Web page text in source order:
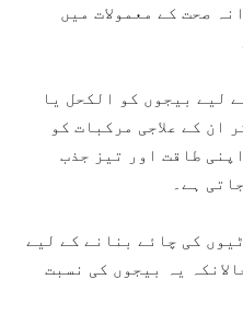
صحت کے معمولات میں
لیے بیجوں کو الکحل یا
ان کے علاجی مرکبات کو
طاقت اور تیز جذب
ہے۔
کی چائے بنانے کے لیے
یہ بیجوں کی نسبت